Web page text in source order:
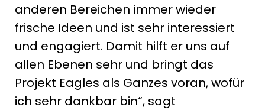
anderen Bereichen immer wieder
frische Ideen und ist sehr interessiert
und engagiert. Damit hilft er uns auf
allen Ebenen sehr und bringt das
Projekt Eagles als Ganzes voran, wofür
ich sehr dankbar bin“, sagt